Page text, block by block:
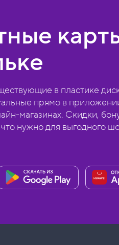
в пластике
прямо в
магазинах. Скидки,
нужно для выгодного